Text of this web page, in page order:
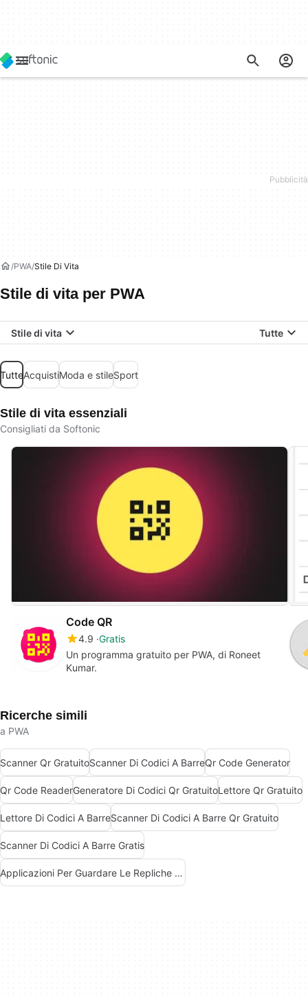
PWA Stile Di Vita
Stile di vita per PWA
Stile di vita Tutte
TutteAcquistiModa e stileSport
Stile di vita essenziali
Consigliati da Softonic
Code QR
4.9 Gratis
Un programma gratuito per PWA, di Roneet
Kumar.
Ricerche simili
a PWA
Scanner Qr GratuitoScanner Di Codici A BarreQr Code Generator
Qr Code ReaderGeneratore Di Codici Qr GratuitoLettore Qr Gratuito
Lettore Di Codici A BarreScanner Di Codici A Barre Qr Gratuito
Scanner Di Codici A Barre Gratis
Applicazioni Per Guardare Le Repliche Delle Partite Di Calcio